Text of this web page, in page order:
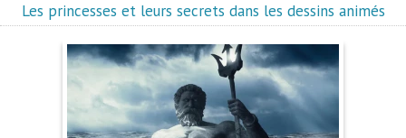
Les princesses et leurs secrets dans les dessins animés